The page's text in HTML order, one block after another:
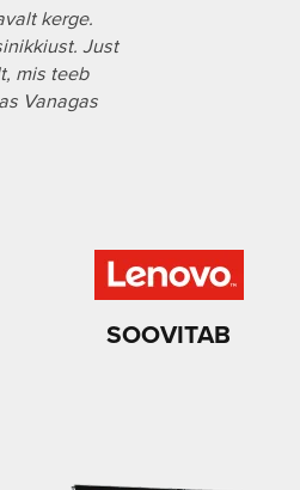
kerge.
Just
mis teeb
Vanagas
SOOVITAB